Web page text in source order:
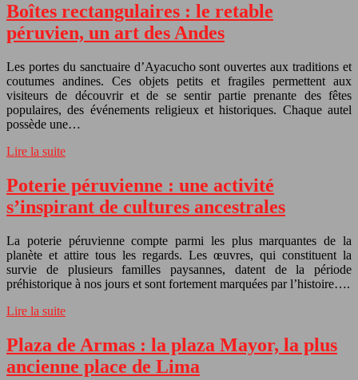
Boîtes rectangulaires : le retable
péruvien, un art des Andes
Les portes du sanctuaire d’Ayacucho sont ouvertes aux traditions et
coutumes andines. Ces objets petits et fragiles permettent aux
visiteurs de découvrir et de se sentir partie prenante des fêtes
populaires, des événements religieux et historiques. Chaque autel
possède une…
Lire la suite
Poterie péruvienne : une activité
s’inspirant de cultures ancestrales
La poterie péruvienne compte parmi les plus marquantes de la
planète et attire tous les regards. Les œuvres, qui constituent la
survie de plusieurs familles paysannes, datent de la période
préhistorique à nos jours et sont fortement marquées par l’histoire….
Lire la suite
Plaza de Armas : la plaza Mayor, la plus
ancienne place de Lima